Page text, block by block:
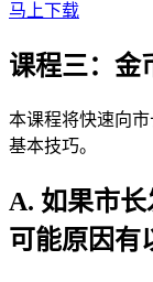
马上下载
课程三：金
本课程将快速向
基本技巧。
A. 如果市长
可能原因有